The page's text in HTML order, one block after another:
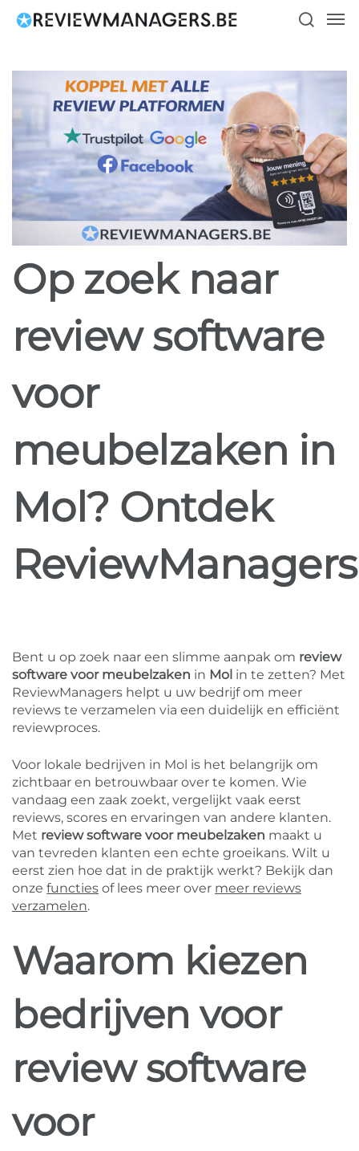
Op zoek naar
review software
voor
meubelzaken in
Mol? Ontdek
ReviewManagers
Bent u op zoek naar een slimme aanpak om review
software voor meubelzaken in Mol in te zetten? Met
ReviewManagers helpt u uw bedrijf om meer
reviews te verzamelen via een duidelijk en efficiënt
reviewproces.
Voor lokale bedrijven in Mol is het belangrijk om
zichtbaar en betrouwbaar over te komen. Wie
vandaag een zaak zoekt, vergelijkt vaak eerst
reviews, scores en ervaringen van andere klanten.
Met review software voor meubelzaken maakt u
van tevreden klanten een echte groeikans. Wilt u
eerst zien hoe dat in de praktijk werkt? Bekijk dan
onze functies of lees meer over meer reviews
verzamelen.
Waarom kiezen
bedrijven voor
review software
voor